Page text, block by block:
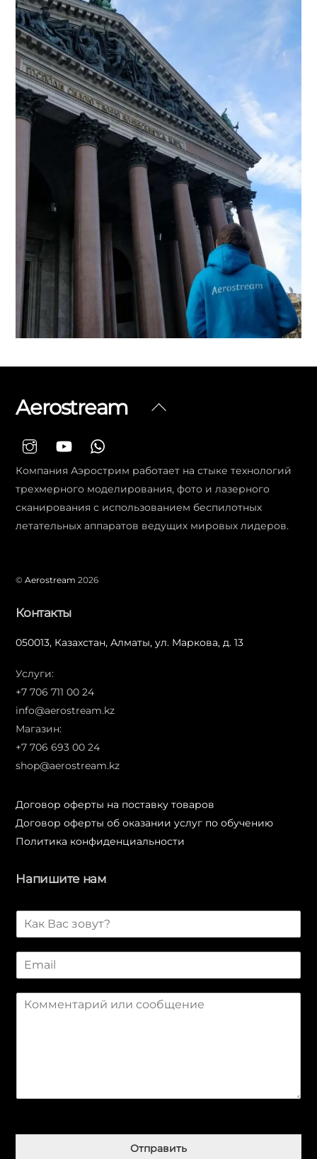
Вернуться
Aerostream
Компания Аэрострим работает на стыке технологий
трехмерного моделирования, фото и лазерного
сканирования с использованием беспилотных
летательных аппаратов ведущих мировых лидеров.
©Aerostream 2026
Контакты
050013, Казахстан, Алматы, ул. Маркова, д. 13
Услуги:
+7 706 711 00 24
info@aerostream.kz
Магазин:
+7 706 693 00 24
shop@aerostream.kz
Договор оферты на поставку товаров
Договор оферты об оказании услуг по обучению
Политика конфиденциальности
Напишите нам
m
и
Отправить